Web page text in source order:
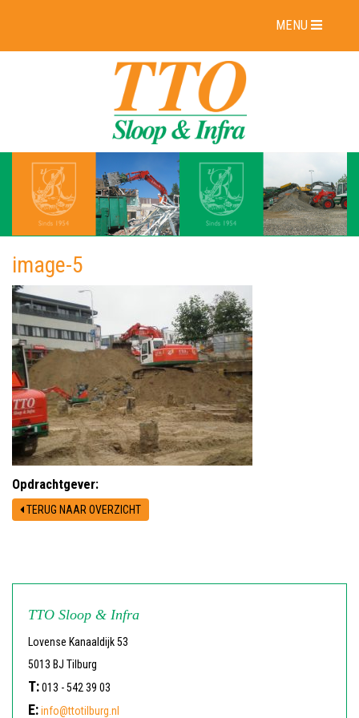
MENU
image-5
Opdrachtgever:
TERUG NAAR OVERZICHT
TTO Sloop & Infra
Lovense Kanaaldijk 53
5013 BJ Tilburg
T:013 - 542 39 03
E:info@ttotilburg.nl